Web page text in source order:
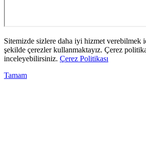
Sitemizde sizlere daha iyi hizmet verebilmek
şekilde çerezler kullanmaktayız. Çerez
inceleyebilirsiniz. Çerez Politikası
Tamam